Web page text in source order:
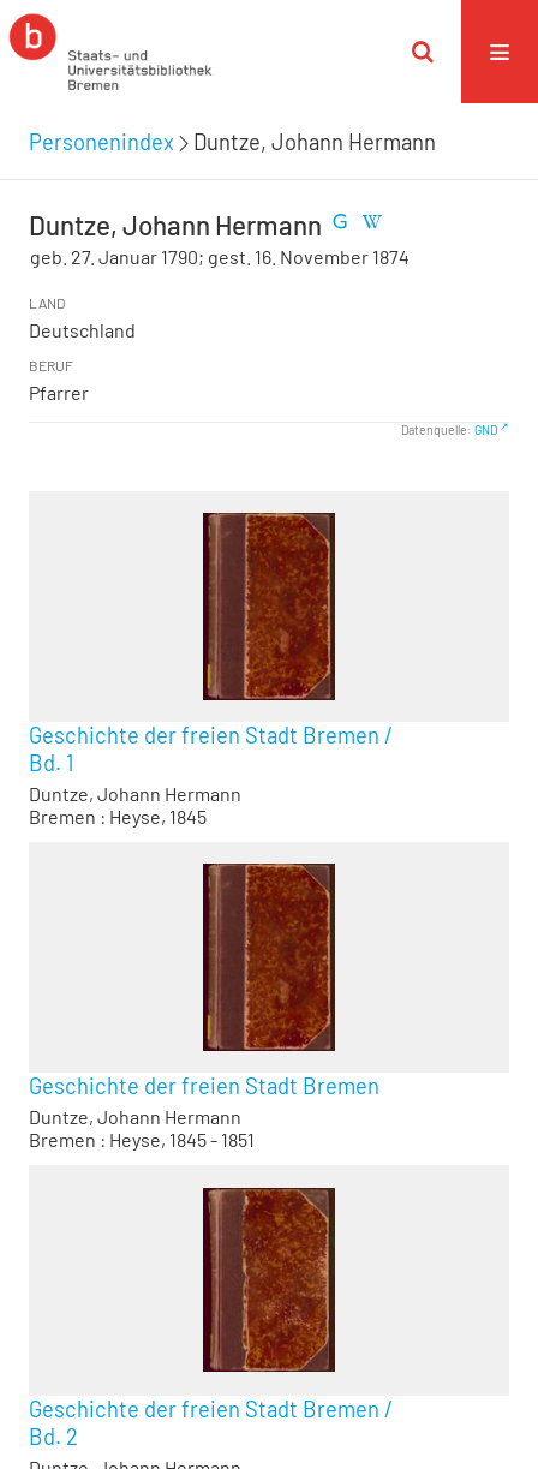
Personenindex Duntze, Johann Hermann
Duntze, Johann Hermann
geb. 27. Januar 1790; gest. 16. November 1874
LAND
Deutschland
BERUF
Pfarrer
Datenquelle: GND
Geschichte der freien Stadt Bremen /
Bd. 1
Duntze, Johann Hermann
Bremen : Heyse, 1845
Geschichte der freien Stadt Bremen
Duntze, Johann Hermann
Bremen : Heyse, 1845 - 1851
Geschichte der freien Stadt Bremen /
Bd. 2